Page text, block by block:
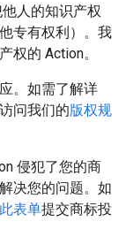
人的知识产权
专有权利）。我
权的 Action。
。如需了解详
问我们的版权规
侵犯了您的商
决您的问题。如
此表单提交商标投